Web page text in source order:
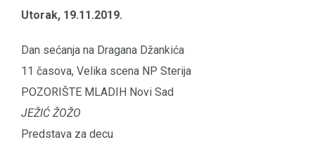
Utorak, 19.11.2019.
Dan sećanja na Dragana Džankića
11 časova, Velika scena NP Sterija
POZORIŠTE MLADIH Novi Sad
JEŽIĆ ŽOŽO
Predstava za decu